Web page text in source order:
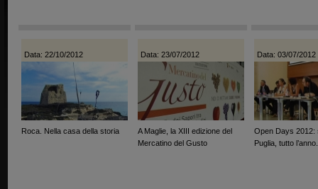
Data: 22/10/2012
Roca. Nella casa della storia
Data: 23/07/2012
A Maglie, la XIII edizione del
Mercatino del Gusto
Data: 03/07/2012
Open Days 2012:
Puglia, tutto l’anno.